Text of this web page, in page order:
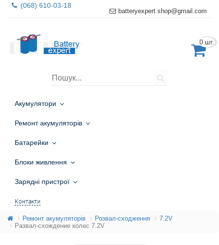
(068) 610-03-18
batteryexpert.shop@gmail.com
0 шт.
Акумулятори
Ремонт акумуляторів
Батарейки
Блоки живлення
Зарядні пристрої
Контакти
Ремонт акумуляторів Розвал-сходження
7.2V
Развал-схождение колес 7.2V